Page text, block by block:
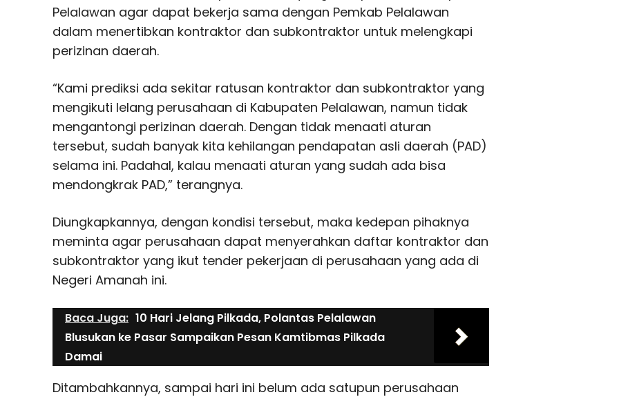
Pelalawan agar dapat bekerja sama dengan Pemkab Pelalawan
dalam menertibkan kontraktor dan subkontraktor untuk melengkapi
perizinan daerah.
“Kami prediksi ada sekitar ratusan kontraktor dan subkontraktor yang
mengikuti lelang perusahaan di Kabupaten Pelalawan, namun tidak
mengantongi perizinan daerah. Dengan tidak menaati aturan
tersebut, sudah banyak kita kehilangan pendapatan asli daerah (PAD)
selama ini. Padahal, kalau menaati aturan yang sudah ada bisa
mendongkrak PAD,” terangnya.
Diungkapkannya, dengan kondisi tersebut, maka kedepan pihaknya
meminta agar perusahaan dapat menyerahkan daftar kontraktor dan
subkontraktor yang ikut tender pekerjaan di perusahaan yang ada di
Negeri Amanah ini.
Baca Juga: 10 Hari Jelang Pilkada, Polantas Pelalawan
Blusukan ke Pasar Sampaikan Pesan Kamtibmas Pilkada
Damai
Ditambahkannya, sampai hari ini belum ada satupun perusahaan